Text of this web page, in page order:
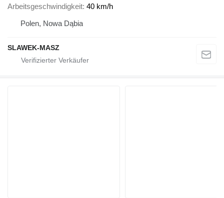
Arbeitsgeschwindigkeit 40 km/h
Polen, Nowa Dąbia
SLAWEK-MASZ